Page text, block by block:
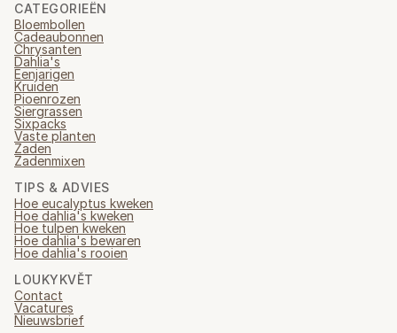
CATEGORIEËN
Bloembollen
Cadeaubonnen
Chrysanten
Dahlia's
Eenjarigen
Kruiden
Pioenrozen
Siergrassen
Sixpacks
Vaste planten
Zaden
Zadenmixen
TIPS & ADVIES
Hoe eucalyptus kweken
Hoe dahlia's kweken
Hoe tulpen kweken
Hoe dahlia's bewaren
Hoe dahlia's rooien
LOUKYKVĚT
Contact
Vacatures
Nieuwsbrief